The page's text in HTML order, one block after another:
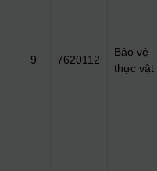
9 7620112
Bảo vệ
thực vật